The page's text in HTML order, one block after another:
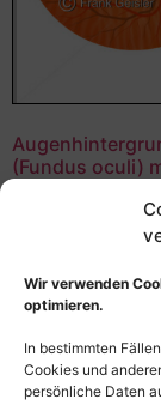
Wir verwenden
optimieren.
In bestimmten
Cookies und
persönliche Daten
(Fundus oculi)
135,00€
Ausführung